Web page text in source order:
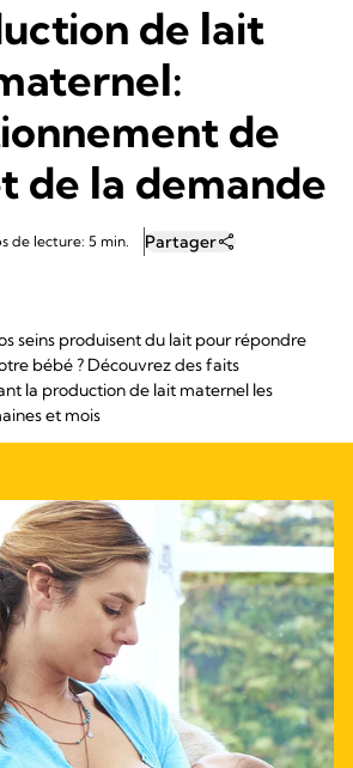
de lait
de
de la demande
de lecture: 5 min. Partager
seins produisent du lait pour répondre
bébé ? Découvrez des faits
la production de lait maternel les
et mois